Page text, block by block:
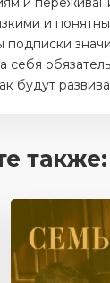
и
будут
также: